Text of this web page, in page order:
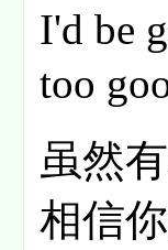
I'd be
too
虽然
相信